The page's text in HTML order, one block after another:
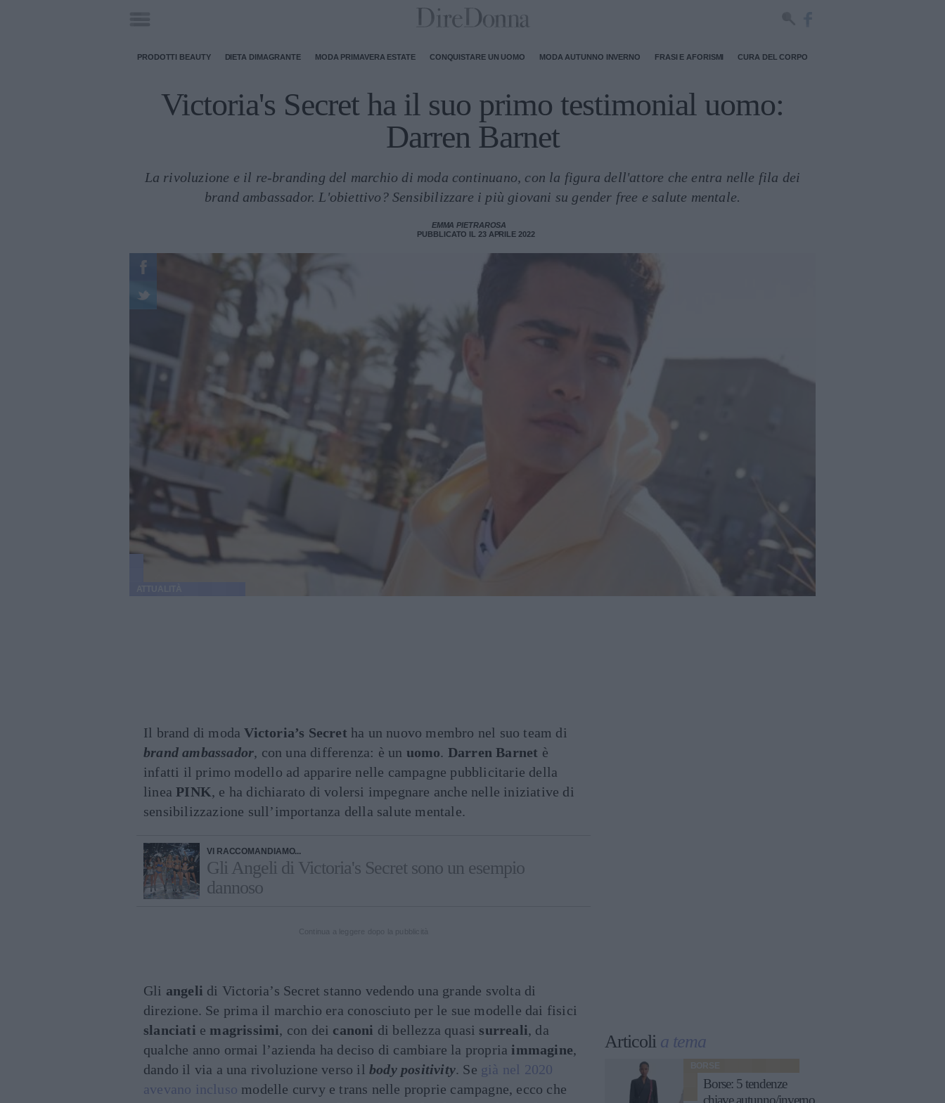
PRODOTTI BEAUTY DIETA DIMAGRANTE MODA PRIMAVERA ESTATE CONQUISTARE UN UOMO MODA AUTUNNO INVERNO FRASI E AFORISMI CURA DEL CORPO
Victoria's Secret ha il suo primo testimonial uomo:
Darren Barnet
La rivoluzione e il re-branding del marchio di moda continuano, con la figura dell'attore che entra nelle fila dei
brand ambassador. L'obiettivo? Sensibilizzare i più giovani su gender free e salute mentale.
EMMA PIETRAROSA
PUBBLICATO IL 23 APRILE 2022
Il brand di modaVictoria’s Secret ha un nuovo membro nel suo team di
brand ambassador, con una differenza: è un uomo. Darren Barnet è
infatti il primo modello ad apparire nelle campagne pubblicitarie della
lineaPINK, e ha dichiarato di volersi impegnare anche nelle iniziative di
sensibilizzazione sull’importanza della salute mentale.
VI RACCOMANDIAMO...
Gli Angeli di Victoria's Secret sono un esempio
dannoso
Gli angeli di Victoria’s Secret stanno vedendo una grande svolta di
direzione. Se prima il marchio era conosciuto per le sue modelle dai fisici
slanciati e magrissimi, con dei canoni di bellezza quasi surreali, da
qualche anno ormai l’azienda ha deciso di cambiare la propria immagine,
dando il via a una rivoluzione verso ilbody positivity. Se già nel 2020
avevano incluso modelle curvy e trans nelle proprie campagne, ecco che
Articoli a tema
BORSE
Borse: 5 tendenze
chiave autunno/inverno